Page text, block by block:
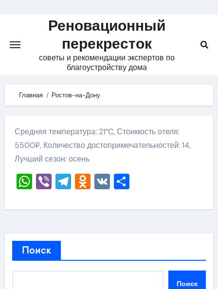
Реновационный
перекресток
советы и рекомендации экспертов по
благоустройству дома
Главная Ростов-на-Дону
Средняя температура: 21°C, Стоимость отеля:
5500₽, Количество достопримечательностей: 14,
Лучший сезон: осень
WhatsApp
ViberTelegram
Odnoklassniki
VKОтправить
Поиск
Поиск